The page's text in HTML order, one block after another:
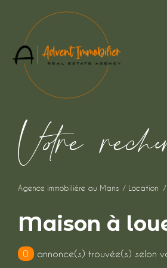
Vore rec
Agence immobilière au Mans Location
Maison à
0 annonce(s) trouvée(s) selon